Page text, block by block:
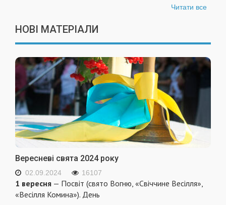
Читати все
НОВІ МАТЕРІАЛИ
Вересневі свята 2024 року
02.09.2024 16107
1 вересня — Посвіт (свято Вогню, «Свіччине Весілля»,
«Весілля Комина»). День